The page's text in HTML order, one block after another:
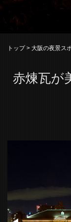
トップ> 大阪の夜景ス
赤煉瓦が